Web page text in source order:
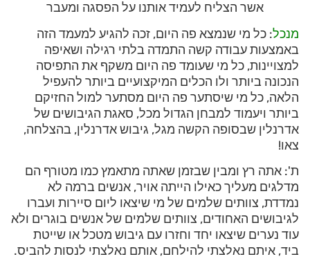
אשר הצליח לעמיד אותנו על הפסגה ומעבר
מנכל: כל מי שנמצא פה היום, זכה להגיע למעמד הזה
באמצעות עבודה קשה התמדה בלתי רגילה ושאיפה
למצויינות, כל מי שעומד פה היום משקף את התפיסה
הנכונה ביותר ולו הכלים המיקצועיים ביותר להעפיל
הלאה, כל מי שיסתער פה היום מסתער למול החזיקם
ביותר ויעמוד למבחן הגדול מכל, סאגת הגיבושים של
אדרנלין שבסופה הקשה מגל, גיבוש אדרנלין, בהצלחה,
צאו!
ת': אתה רץ ומבין שבזמן שאתה מתאמץ כמו מטורף הם
מדלגים מעליך כאילו הייתה אויר, אנשים ברמה לא
נמדדת, צוותים שלמים של מי שיצאו ליום סיירות ועברו
לגיבושים האחודים, צוותים שלמים של אנשים בוגרים ולא
עוד נערים שיצאו יחד וחזרו עם גיבוש מטכל או שייטת
ביד, איתם נאלצתי להילחם, אותם נאלצתי לנסות להביס.